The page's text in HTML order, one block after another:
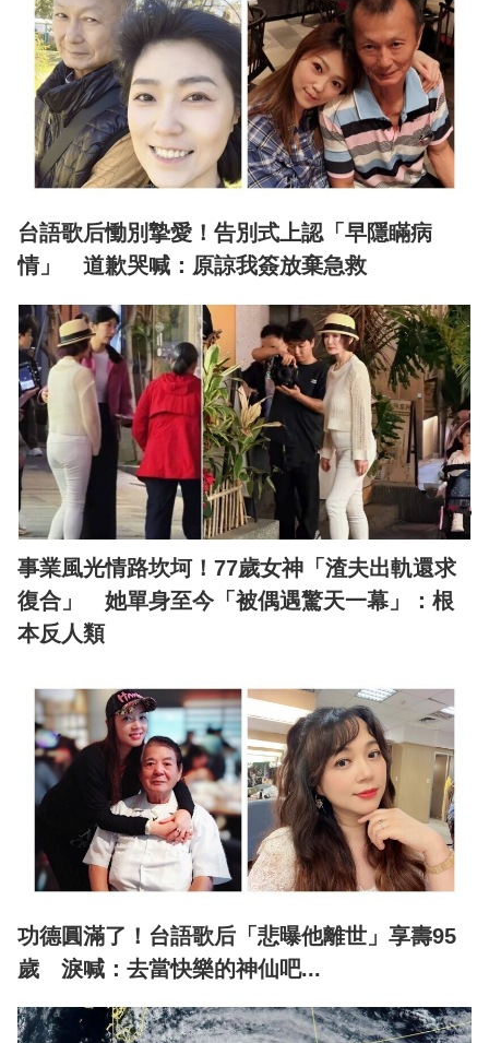
台語歌后慟別摯愛！告別式上認「早隱瞞病
情」 道歉哭喊：原諒我簽放棄急救
事業風光情路坎坷！77歲女神「渣夫出軌還求
復合」 她單身至今「被偶遇驚天一幕」：根
本反人類
功德圓滿了！台語歌后「悲曝他離世」享壽95
歲 淚喊：去當快樂的神仙吧...